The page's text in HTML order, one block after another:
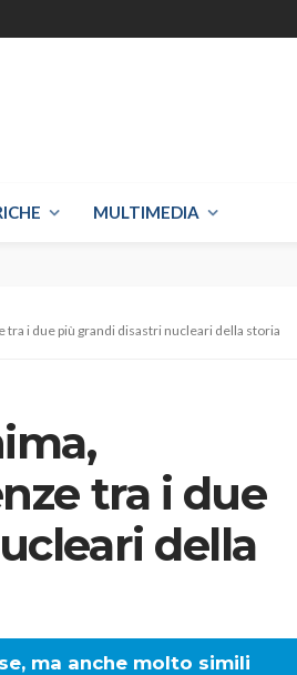
MULTIMEDIA
i due più grandi disastri nucleari della storia
tra i due
della
ma anche molto simili